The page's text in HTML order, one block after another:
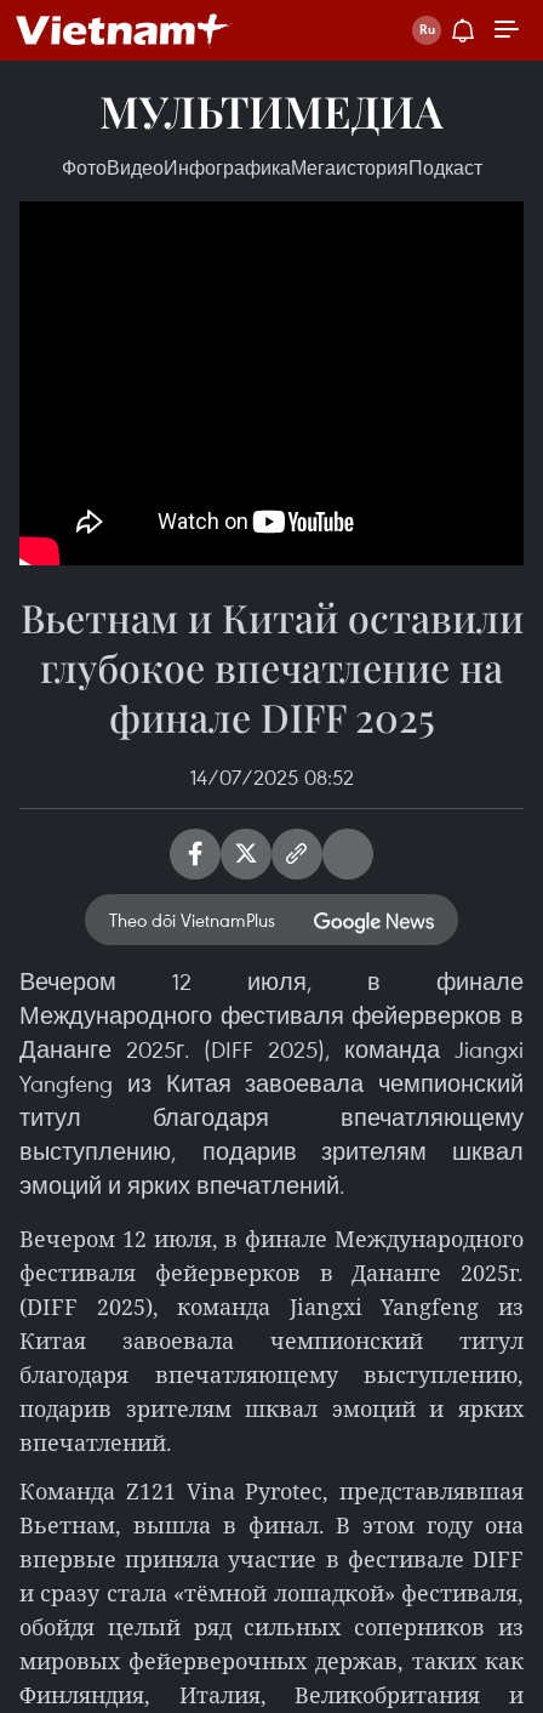
МУЛЬТИМЕДИА
ФотоВидеоИнфографикаМегаисторияПодкаст
Вьетнам и Китай оставили
глубокое впечатление на
финале DIFF 2025
14/07/2025 08:52
Theo dõi VietnamPlus
Вечером 12 июля, в финале
Международного фестиваля фейерверков в
Дананге 2025г. (DIFF 2025), команда Jiangxi
Yangfeng из Китая завоевала чемпионский
титул благодаря впечатляющему
выступлению, подарив зрителям шквал
эмоций и ярких впечатлений.
Вечером 12 июля, в финале Международного
фестиваля фейерверков в Дананге 2025г.
(DIFF 2025), команда Jiangxi Yangfeng из
Китая завоевала чемпионский титул
благодаря впечатляющему выступлению,
подарив зрителям шквал эмоций и ярких
впечатлений.
Команда Z121 Vina Pyrotec, представлявшая
Вьетнам, вышла в финал. В этом году она
впервые приняла участие в фестивале DIFF
и сразу стала «тёмной лошадкой» фестиваля,
обойдя целый ряд сильных соперников из
мировых фейерверочных держав, таких как
Финляндия, Италия, Великобритания и